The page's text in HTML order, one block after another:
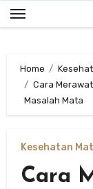
Skip
to
Home
Cara
Masalah Mata
Kesehatan
Cara